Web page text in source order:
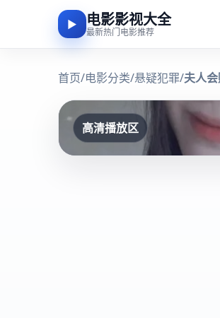
▶ 电影影视大全
最新热门电影推荐
首页/电影分类/悬疑犯罪/夫人
高清播放区